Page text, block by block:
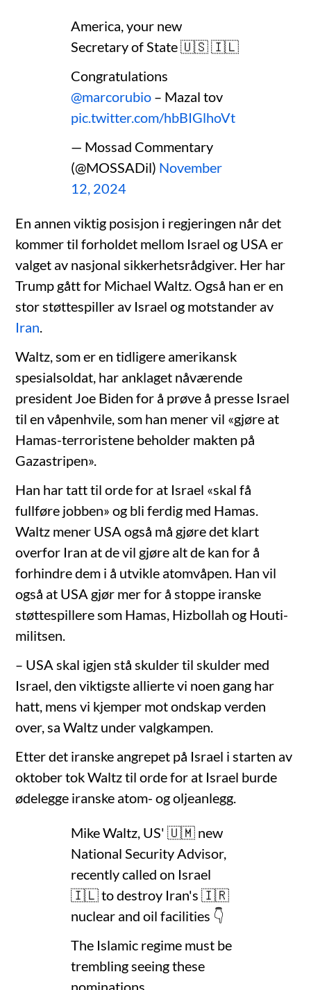
America, your new
Secretary of State 🇺🇸 🇮🇱
Congratulations
@marcorubio – Mazal tov
pic.twitter.com/hbBIGlhoVt
— Mossad Commentary
(@MOSSADil) November
12, 2024
En annen viktig posisjon i regjeringen når det
kommer til forholdet mellom Israel og USA er
valget av nasjonal sikkerhetsrådgiver. Her har
Trump gått for Michael Waltz. Også han er en
stor støttespiller av Israel og motstander av
Iran
Waltz, som er en tidligere amerikansk
spesialsoldat, har anklaget nåværende
president Joe Biden for å prøve å presse Israel
til en våpenhvile, som han mener vil «gjøre at
Hamas-terroristene beholder makten på
Gazastripen».
Han har tatt til orde for at Israel «skal få
fullføre jobben» og bli ferdig med Hamas.
Waltz mener USA også må gjøre det klart
overfor Iran at de vil gjøre alt de kan for å
forhindre dem i å utvikle atomvåpen. Han vil
også at USA gjør mer for å stoppe iranske
støttespillere som Hamas, Hizbollah og Houti-
militsen.
– USA skal igjen stå skulder til skulder med
Israel, den viktigste allierte vi noen gang har
hatt, mens vi kjemper mot ondskap verden
over, sa Waltz under valgkampen.
Etter det iranske angrepet på Israel i starten av
oktober tok Waltz til orde for at Israel burde
ødelegge iranske atom- og oljeanlegg.
Mike Waltz, US' 🇺🇲 new
National Security Advisor,
recently called on Israel
🇮🇱 to destroy Iran's 🇮🇷
nuclear and oil facilities 👇
The Islamic regime must be
trembling seeing these
nominations…